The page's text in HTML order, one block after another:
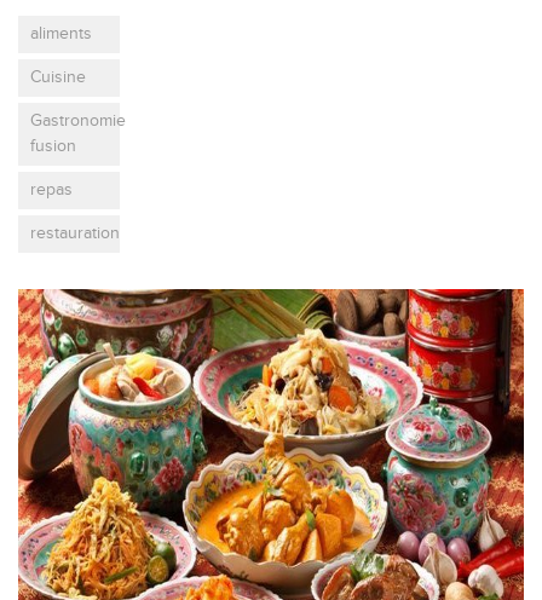
aliments
Cuisine
Gastronomie
fusion
repas
restauration